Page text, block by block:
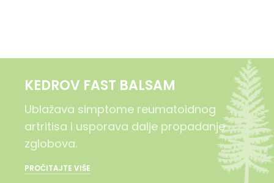
KEDROV FAST BALSAM
Ublažava simptome reumatoidnog
artritisa i usporava dalje propadanje
zglobova.
PROČITAJTE VIŠE